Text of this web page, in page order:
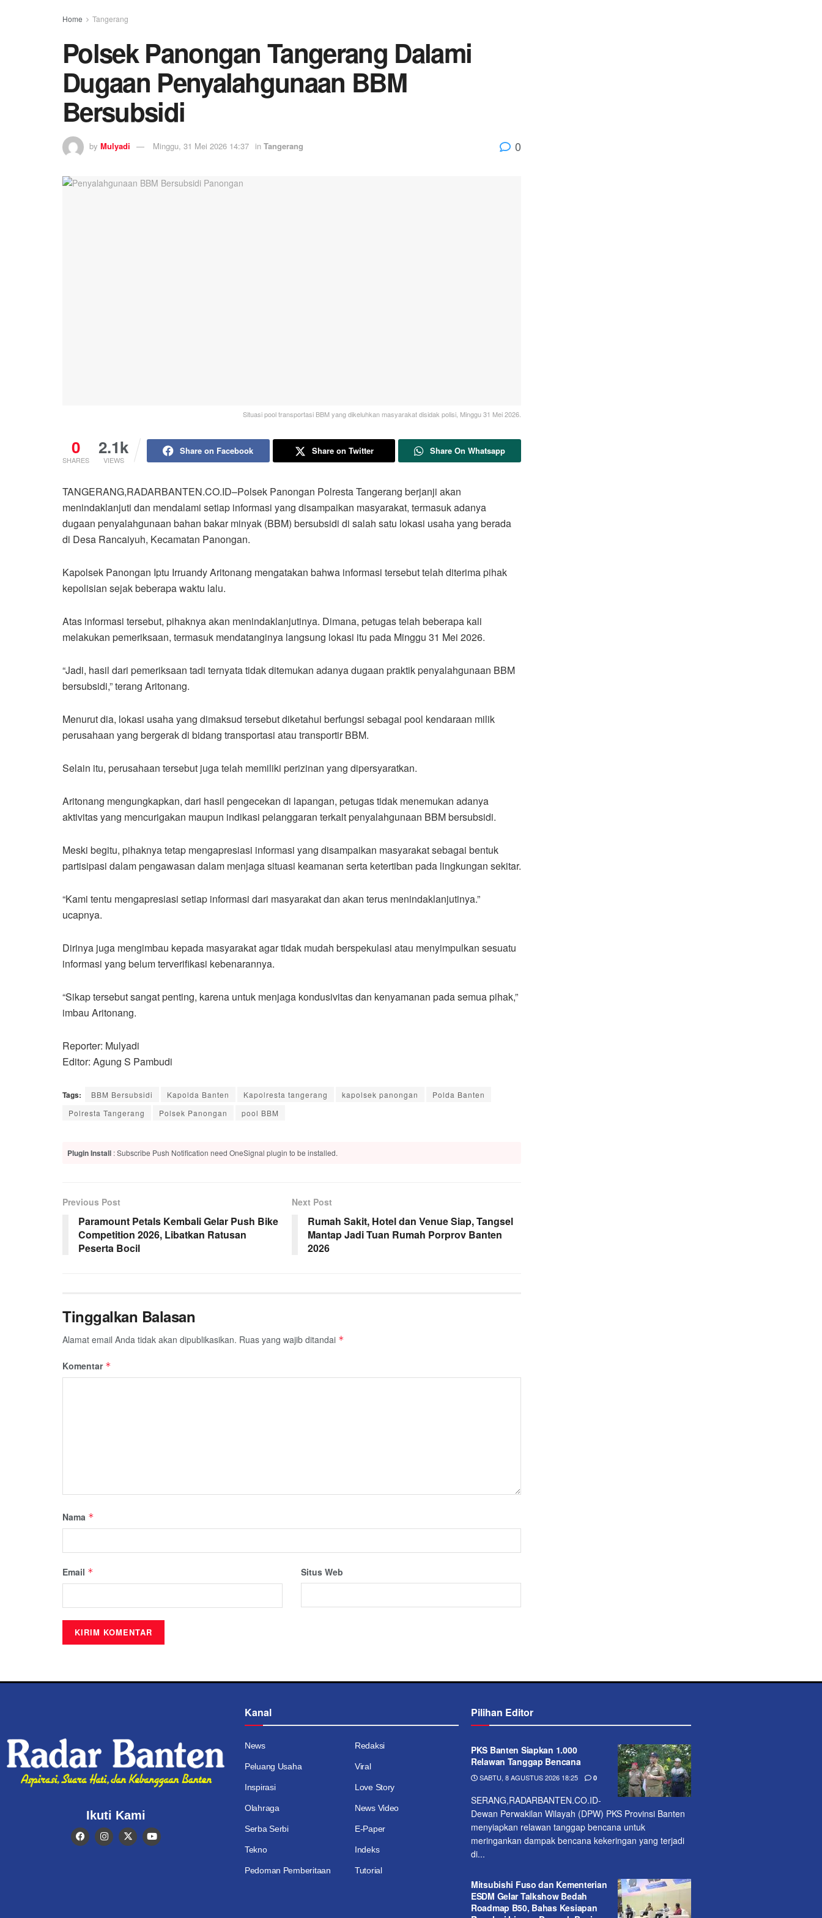
Home Tangerang
Polsek Panongan Tangerang Dalami
Dugaan Penyalahgunaan BBM
Bersubsidi
by Mulyadi Minggu, 31 Mei 2026 14:37 in Tangerang 0
Situasi pool transportasi BBM yang dikeluhkan masyarakat disidak polisi, Minggu 31 Mei 2026.
0
SHARES
2.1k
VIEWS
Share on Facebook Share on Twitter Share On Whatsapp
TANGERANG,RADARBANTEN.CO.ID–Polsek Panongan Polresta Tangerang berjanji akan
menindaklanjuti dan mendalami setiap informasi yang disampaikan masyarakat, termasuk adanya
dugaan penyalahgunaan bahan bakar minyak (BBM) bersubsidi di salah satu lokasi usaha yang berada
di Desa Rancaiyuh, Kecamatan Panongan.
Kapolsek Panongan Iptu Irruandy Aritonang mengatakan bahwa informasi tersebut telah diterima pihak
kepolisian sejak beberapa waktu lalu.
Atas informasi tersebut, pihaknya akan menindaklanjutinya. Dimana, petugas telah beberapa kali
melakukan pemeriksaan, termasuk mendatanginya langsung lokasi itu pada Minggu 31 Mei 2026.
“Jadi, hasil dari pemeriksaan tadi ternyata tidak ditemukan adanya dugaan praktik penyalahgunaan BBM
bersubsidi,” terang Aritonang.
Menurut dia, lokasi usaha yang dimaksud tersebut diketahui berfungsi sebagai pool kendaraan milik
perusahaan yang bergerak di bidang transportasi atau transportir BBM.
Selain itu, perusahaan tersebut juga telah memiliki perizinan yang dipersyaratkan.
Aritonang mengungkapkan, dari hasil pengecekan di lapangan, petugas tidak menemukan adanya
aktivitas yang mencurigakan maupun indikasi pelanggaran terkait penyalahgunaan BBM bersubsidi.
Meski begitu, pihaknya tetap mengapresiasi informasi yang disampaikan masyarakat sebagai bentuk
partisipasi dalam pengawasan dalam menjaga situasi keamanan serta ketertiban pada lingkungan sekitar.
“Kami tentu mengapresiasi setiap informasi dari masyarakat dan akan terus menindaklanjutinya.”
ucapnya.
Dirinya juga mengimbau kepada masyarakat agar tidak mudah berspekulasi atau menyimpulkan sesuatu
informasi yang belum terverifikasi kebenarannya.
“Sikap tersebut sangat penting, karena untuk menjaga kondusivitas dan kenyamanan pada semua pihak,”
imbau Aritonang.
Reporter: Mulyadi
Editor: Agung S Pambudi
Tags: BBM Bersubsidi Kapolda Banten Kapolresta tangerang kapolsek panongan
Polda Banten
Polresta Tangerang
Polsek Panongan pool BBM
Plugin Install : Subscribe Push Notification need OneSignal plugin to be installed.
Previous Post
Paramount Petals Kembali Gelar Push Bike
Competition 2026, Libatkan Ratusan
Peserta Bocil
Next Post
Rumah Sakit, Hotel dan Venue Siap, Tangsel
Mantap Jadi Tuan Rumah Porprov Banten
2026
Tinggalkan Balasan
Alamat email Anda tidak akan dipublikasikan. Ruas yang wajib ditandai *
Komentar *
Nama *
Email * Situs Web
Ikuti Kami
Kanal
News Redaksi
Peluang Usaha Viral
Inspirasi Love Story
Olahraga News Video
Serba Serbi E-Paper
Tekno
Pedoman Pemberitaan
Indeks
Tutorial
Pilihan Editor
PKS Banten Siapkan 1.000
Relawan Tanggap Bencana
SABTU, 8 AGUSTUS 2026 18:25 0
SERANG,RADARBANTEN.CO.ID-
Dewan Perwakilan Wilayah (DPW) PKS Provinsi Banten
menyiapkan relawan tanggap bencana untuk
meringankan dampak bencana kekeringan yang terjadi
di...
Mitsubishi Fuso dan Kementerian
ESDM Gelar Talkshow Bedah
Roadmap B50, Bahas Kesiapan